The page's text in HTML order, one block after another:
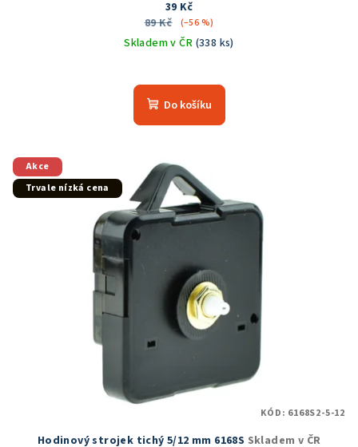
39 Kč
89 Kč
(–56 %)
Skladem v ČR (338 ks)
Do košíku
Akce
Trvale nízká cena
Hodinový strojek tichý 5/12 mm 6168S Skladem v ČR
KÓD: 6168S2-5-12